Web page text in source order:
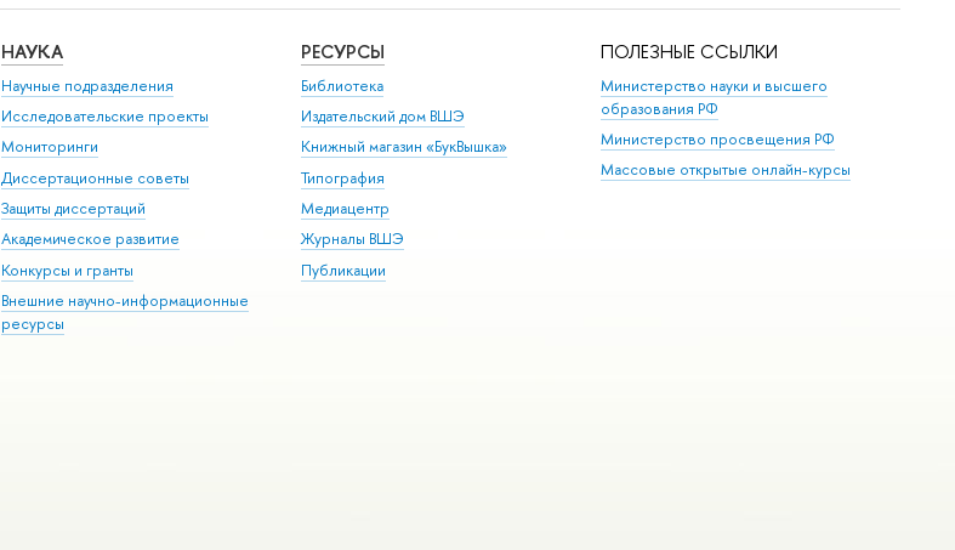
НАУКА
Научные подразделения
Исследовательские проекты
Мониторинги
Диссертационные советы
Защиты диссертаций
Академическое развитие
Конкурсы и гранты
Внешние научно-информационные
ресурсы
РЕСУРСЫ
Библиотека
Издательский дом ВШЭ
Книжный магазин «БукВышка»
Типография
Медиацентр
Журналы ВШЭ
Публикации
ПОЛЕЗНЫЕ ССЫЛКИ
Министерство науки и высшего
образования РФ
Министерство просвещения РФ
Массовые открытые онлайн-курсы